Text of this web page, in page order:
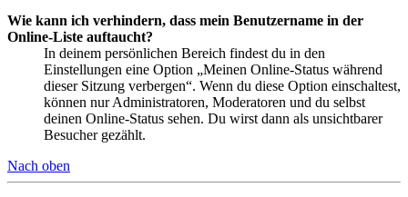
Wie kann ich verhindern, dass mein Benutzername in der
Online-Liste auftaucht?
In deinem persönlichen Bereich findest du in den
Einstellungen eine Option „Meinen Online-Status während
dieser Sitzung verbergen“. Wenn du diese Option einschaltest,
können nur Administratoren, Moderatoren und du selbst
deinen Online-Status sehen. Du wirst dann als unsichtbarer
Besucher gezählt.
Nach oben